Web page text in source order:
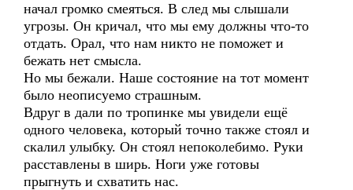
начал громко смеяться. В след мы слышали
угрозы. Он кричал, что мы ему должны что-то
отдать. Орал, что нам никто не поможет и
бежать нет смысла.
Но мы бежали. Наше состояние на тот момент
было неописуемо страшным.
Вдруг в дали по тропинке мы увидели ещё
одного человека, который точно также стоял и
скалил улыбку. Он стоял непоколебимо. Руки
расставлены в ширь. Ноги уже готовы
прыгнуть и схватить нас.